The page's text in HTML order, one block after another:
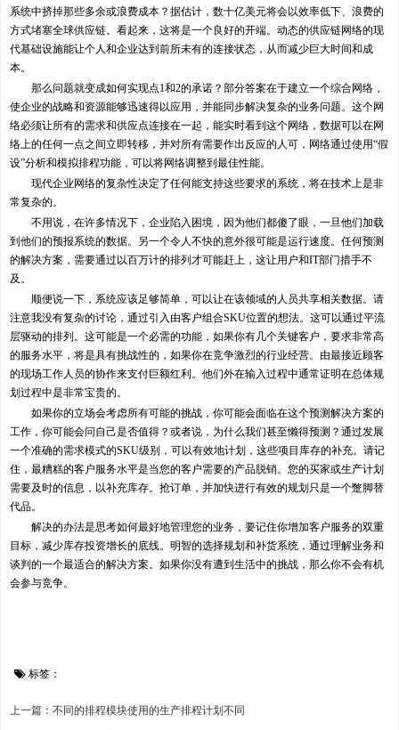
系统中挤掉那些多余或浪费成本？据估计，数十亿美元将会以效率低下、浪费的
方式堵塞全球供应链。看起来，这将是一个良好的开端。动态的供应链网络的现
代基础设施能让个人和企业达到前所未有的连接状态，从而减少巨大时间和成
本。
那么问题就变成如何实现点1和2的承诺？部分答案在于建立一个综合网络，
使企业的战略和资源能够迅速得以应用，并能同步解决复杂的业务问题。这个网
络必须让所有的需求和供应点连接在一起，能实时看到这个网络，数据可以在网
络上的任何一点之间立即转移，并对所有需要作出反应的人可，网络通过使用“假
设”分析和模拟排程功能，可以将网络调整到最佳性能。
现代企业网络的复杂性决定了任何能支持这些要求的系统，将在技术上是非
常复杂的。
不用说，在许多情况下，企业陷入困境，因为他们都傻了眼，一旦他们加载
到他们的预报系统的数据。另一个令人不快的意外很可能是运行速度。任何预测
的解决方案，需要通过以百万计的排列才可能赶上，这让用户和IT部门措手不
及。
顺便说一下，系统应该足够简单，可以让在该领域的人员共享相关数据。请
注意我没有复杂的讨论，通过引入由客户组合SKU位置的想法。这可以通过平流
层驱动的排列。这可能是一个必需的功能，如果你有几个关键客户，要求非常高
的服务水平，将是具有挑战性的，如果你在竞争激烈的行业经营。由最接近顾客
的现场工作人员的协作来支付巨额红利。他们外在输入过程中通常证明在总体规
划过程中是非常宝贵的。
如果你的立场会考虑所有可能的挑战，你可能会面临在这个预测解决方案的
工作，你可能会问自己是否值得？或者说，为什么我们甚至懒得预测？通过发展
一个准确的需求模式的SKU级别，可以有效地计划，这些项目库存的补充。请记
住，最糟糕的客户服务水平是当您的客户需要的产品脱销。您的买家或生产计划
需要及时的信息，以补充库存。抢订单，并加快进行有效的规划只是一个蹩脚替
代品。
解决的办法是思考如何最好地管理您的业务，要记住你增加客户服务的双重
目标，减少库存投资增长的底线。明智的选择规划和补货系统，通过理解业务和
谈判的一个最适合的解决方案。如果你没有遭到生活中的挑战，那么你不会有机
会参与竞争。
标签：
上一篇：不同的排程模块使用的生产排程计划不同